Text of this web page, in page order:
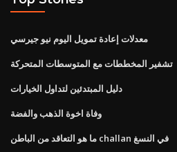
معدلات إعادة تمويل اليوم نيو جيرسي
تشفير المخططات مع المتوسطات المتحركة
دليل المبتدئين لتداول الخيارات
وفاة اخوة الذهب والفضة
ما هو التعاقد من الباطن challan في النسغ